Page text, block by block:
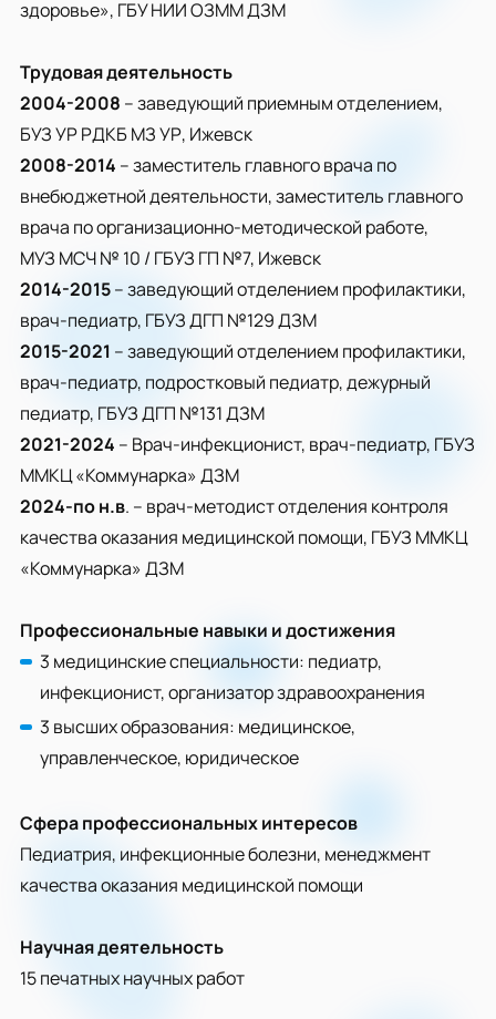
здоровье», ГБУ НИИ ОЗММ ДЗМ
Трудовая деятельность
2004-2008 – заведующий приемным отделением,
БУЗ УР РДКБ МЗ УР, Ижевск
2008-2014 – заместитель главного врача по
внебюджетной деятельности, заместитель главного
врача по организационно-методической работе,
МУЗ МСЧ № 10 / ГБУЗ ГП №7, Ижевск
2014-2015– заведующий отделением профилактики,
врач-педиатр, ГБУЗ ДГП №129 ДЗМ
2015-2021 – заведующий отделением профилактики,
врач-педиатр, подростковый педиатр, дежурный
педиатр, ГБУЗ ДГП №131 ДЗМ
2021-2024 – Врач-инфекционист, врач-педиатр, ГБУЗ
ММКЦ «Коммунарка» ДЗМ
2024-по н.в. – врач-методист отделения контроля
качества оказания медицинской помощи, ГБУЗ ММКЦ
«Коммунарка» ДЗМ
Профессиональные навыки и достижения
3 медицинские специальности: педиатр,
инфекционист, организатор здравоохранения
3 высших образования: медицинское,
управленческое, юридическое
Сфера профессиональных интересов
Педиатрия, инфекционные болезни, менеджмент
качества оказания медицинской помощи
Научная деятельность
15 печатных научных работ